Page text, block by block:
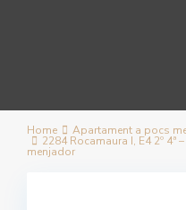
Home Apartament a pocs
2284 Rocamaura I, E4 2º 4ª
menjador